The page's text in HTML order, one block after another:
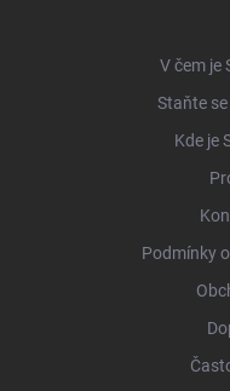
V čem je
Staňte
Kde je
Podmínky